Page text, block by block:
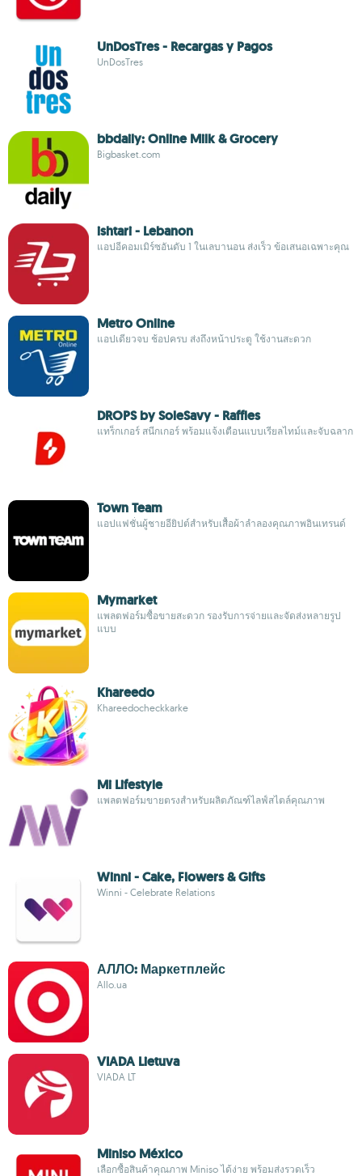
UnDosTres - Recargas y Pagos
UnDosTres
bbdaily: Online Milk & Grocery
Bigbasket.com
ishtari - Lebanon
แอปอีคอมเมิร์ซอันดับ 1 ในเลบานอน ส่งเร็ว ข้อเสนอเฉพาะคุณ
Metro Online
แอปเดียวจบ ช้อปครบ ส่งถึงหน้าประตู ใช้งานสะดวก
DROPS by SoleSavy - Raffles
แทร็กเกอร์ สนีกเกอร์ พร้อมแจ้งเตือนแบบเรียลไทม์และจับฉลาก
Town Team
แอปแฟชั่นผู้ชายอียิปต์สำหรับเสื้อผ้าลำลองคุณภาพอินเทรนด์
Mymarket
แพลตฟอร์มซื้อขายสะดวก รองรับการจ่ายและจัดส่งหลายรูป
แบบ
Khareedo
Khareedocheckkarke
Mi Lifestyle
แพลตฟอร์มขายตรงสำหรับผลิตภัณฑ์ไลฟ์สไตล์คุณภาพ
Winni - Cake, Flowers & Gifts
Winni - Celebrate Relations
АЛЛО: Маркетплейс
Allo.ua
VIADA Lietuva
VIADA LT
Miniso México
เลือกซื้อสินค้าคุณภาพ Miniso ได้ง่าย พร้อมส่งรวดเร็ว